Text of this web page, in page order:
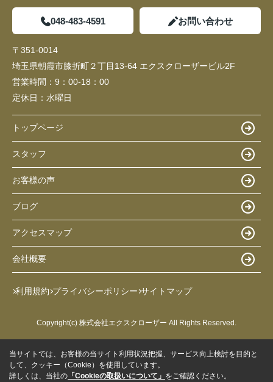
048-483-4591 お問い合わせ
〒351-0014
埼玉県朝霞市膝折町２丁目13-64 エクスクローザービル2F
営業時間： 9：00-18：00
定休日： 水曜日
トップページ
スタッフ
お客様の声
ブログ
アクセスマップ
会社概要
利用規約 プライバシーポリシー サイトマップ
Copyright(c) 株式会社エクスクローザー All Rights Reserved.
当サイトでは、お客様の当サイト利用状況把握、サービス向上検討を目的と
して、クッキー（Cookie）を使用しています。
詳しくは、当社の 「Cookieの取扱いについて」 をご確認ください。